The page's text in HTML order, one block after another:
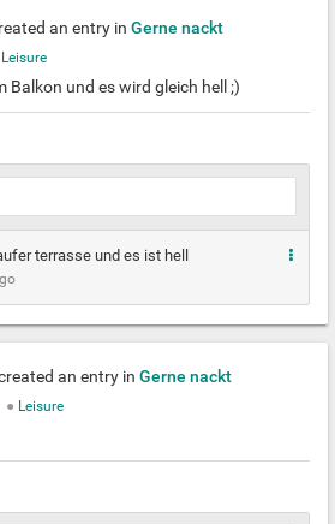
an entry in Gerne nackt
Leisure
Balkon und es wird gleich hell ;)
terrasse und es ist hell
M
h
r
an entry in Gerne nackt
● Leisure